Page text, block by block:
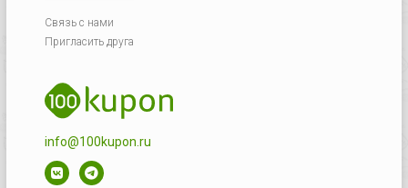
Связь с нами
Пригласить друга
info@100kupon.ru